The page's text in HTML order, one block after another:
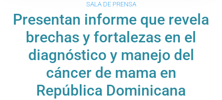
SALA DE PRENSA
Presentan informe que revela
brechas y fortalezas en el
diagnóstico y manejo del
cáncer de mama en
República Dominicana